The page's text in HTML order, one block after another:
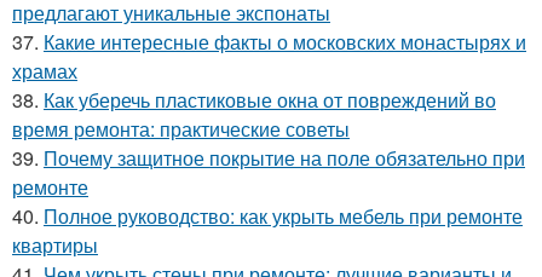
предлагают уникальные экспонаты
37. Какие интересные факты о московских монастырях и
храмах
38. Как уберечь пластиковые окна от повреждений во
время ремонта: практические советы
39. Почему защитное покрытие на поле обязательно при
ремонте
40. Полное руководство: как укрыть мебель при ремонте
квартиры